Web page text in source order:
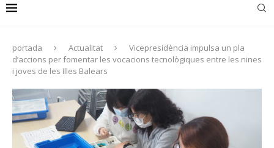
portada Actualitat
Vicepresidència impulsa un pla
d’accions per fomentar les vocacions tecnològiques entre les nines
i joves de les Illes Balears